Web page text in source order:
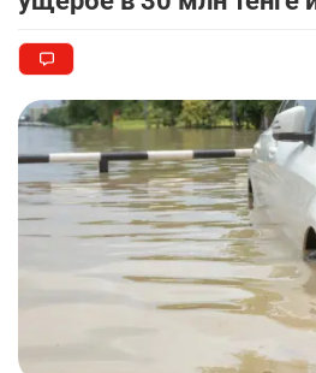
9
10 🌟 Ступень ракеты SpaceX
2341 1 22